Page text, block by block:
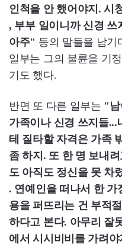
인척을 안 했어야지. 시
, 부부 일이니까 신경 쓰
아주" 등의 말들을 남기
일부는 그의 불륜을 기
기도 했다.
반면 또 다른 일부는 "남
가족이나 신경 쓰지들
테 질타할 자격은 가족
좀 하지. 또 한 명 보내
도 아직도 정신을 못 차
. 연예인을 떠나서 한 가
용을 퍼뜨리는 건 부적
하다고 본다. 아무리 잘
에서 시시비비를 가려